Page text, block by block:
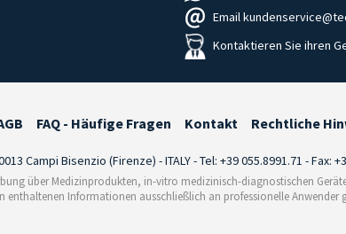
Email
Kontaktieren Sie ihren
FAQ - Häufige Fragen Kontakt Rechtliche
Campi Bisenzio (Firenze) - ITALY - Tel: +39 055.8991.71 - Fax:
über Medizinprodukten, in-vitro medizinisch-diagnostischen
enthaltenen Informationen ausschließlich an professionelle Anwender